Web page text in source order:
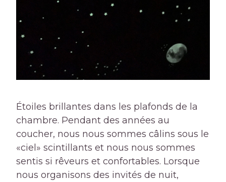
Étoiles brillantes dans les plafonds de la
chambre. Pendant des années au
coucher, nous nous sommes câlins sous le
«ciel» scintillants et nous nous sommes
sentis si rêveurs et confortables. Lorsque
nous organisons des invités de nuit,